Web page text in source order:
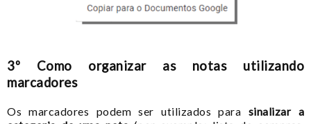
3º Como organizar as notas utilizando
marcadores
Os marcadores podem ser utilizados para sinalizar a